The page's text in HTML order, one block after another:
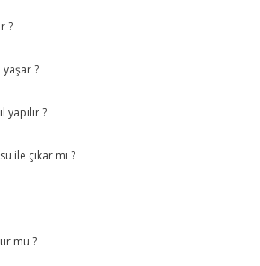
?
?
yapılır ?
ile çıkar mı ?
mu ?